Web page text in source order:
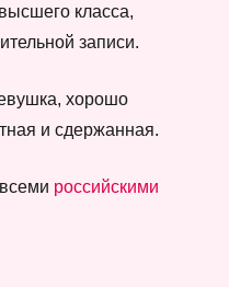
класса,
записи.
хорошо
и сдержанная.
российскими